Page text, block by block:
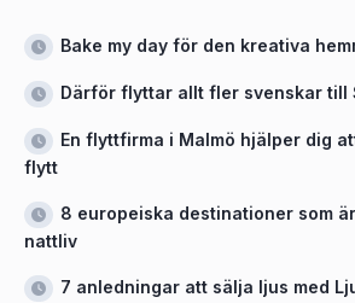
Bake my day för den kreativa
Därför flyttar allt fler svenskar till
En flyttfirma i Malmö hjälper dig
flytt
8 europeiska destinationer som
nattliv
7 anledningar att sälja ljus med